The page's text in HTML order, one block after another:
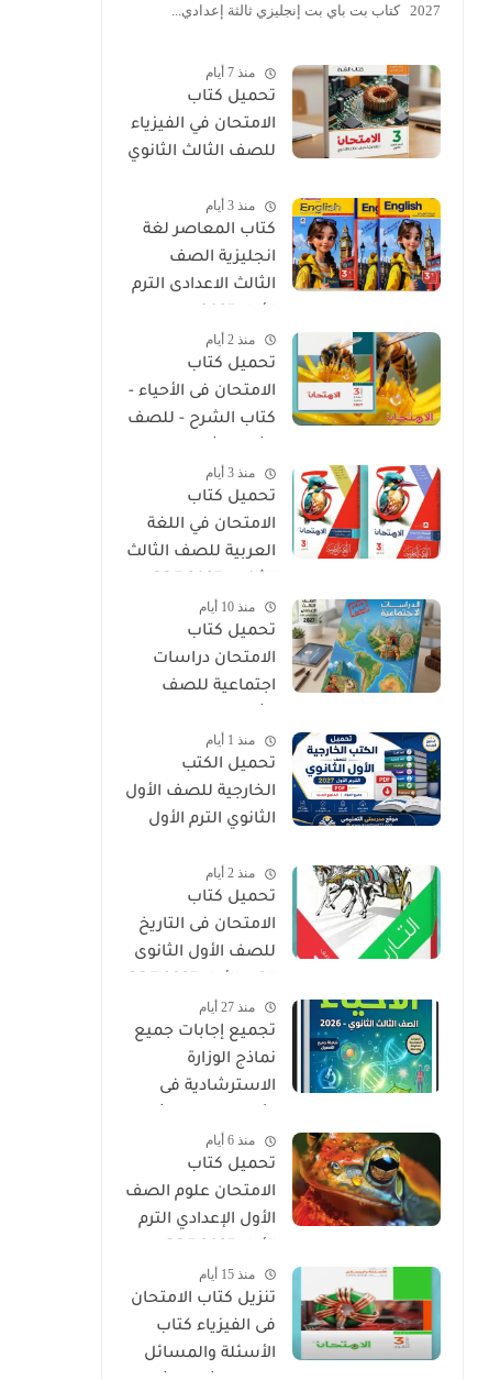
2027 كتاب بت باي بت إنجليزي ثالثة إعدادي...
منذ 7 أيام
تحميل كتاب
الامتحان في الفيزياء
للصف الثالث الثانوي
الشرح
منذ 3 أيام
كتاب المعاصر لغة
انجليزية الصف
الثالث الاعدادى الترم
منذ 2 أيام
تحميل كتاب
الامتحان فى الأحياء -
كتاب الشرح - للصف
PDFمنذ 3 أيام
تحميل كتاب
الامتحان في اللغة
العربية للصف الثالث
كتاب الأسئلة
والتدريبات كامل
منذ 10 أيام
تحميل كتاب
الامتحان دراسات
اجتماعية للصف
الأول 2027 PDF
منذ 1 أيام
تحميل الكتب
الخارجية للصف الأول
الثانوي الترم الأول
المواد المنهج
الجديد)
منذ 2 أيام
تحميل كتاب
الامتحان فى التاريخ
للصف الأول الثانوى
النسخة الجديدة
منذ 27 أيام
تجميع إجابات جميع
نماذج الوزارة
الاسترشادية فى
الثانوي 2026
منذ 6 أيام
تحميل كتاب
الامتحان علوم الصف
الأول الإعدادي الترم
(النسخة الجديدة)
منذ 15 أيام
تنزيل كتاب الامتحان
فى الفيزياء كتاب
الأسئلة والمسائل